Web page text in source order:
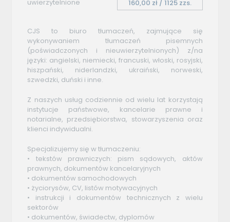
uwierzytelnione 160,00 zł / 1125 zzs.
CJS to biuro tłumaczeń, zajmujące się
wykonywaniem tłumaczeń pisemnych
(poświadczonych i nieuwierzytelnionych) z/na
języki: angielski, niemiecki, francuski, włoski, rosyjski,
hiszpański, niderlandzki, ukraiński, norweski,
szwedzki, duński i inne.
Z naszych usług codziennie od wielu lat korzystają
instytucje państwowe, kancelarie prawne i
notarialne, przedsiębiorstwa, stowarzyszenia oraz
klienci indywidualni.
Specjalizujemy się w tłumaczeniu:
• tekstów prawniczych: pism sądowych, aktów
prawnych, dokumentów kancelaryjnych
• dokumentów samochodowych
• życiorysów, CV, listów motywacyjnych
• instrukcji i dokumentów technicznych z wielu
sektorów
• dokumentów, świadectw, dyplomów